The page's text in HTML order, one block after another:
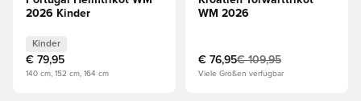
2026 Kinder
Kinder
€ 79,95
140 cm, 152 cm, 164 cm
WM 2026
€ 76,95€ 109,95
Viele Größen verfügbar